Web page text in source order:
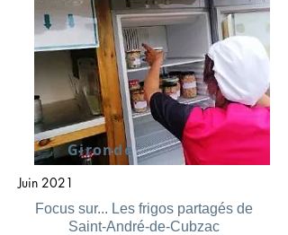
Gironde
Juin 2021
Focus sur... Les frigos partagés de
Saint-André-de-Cubzac